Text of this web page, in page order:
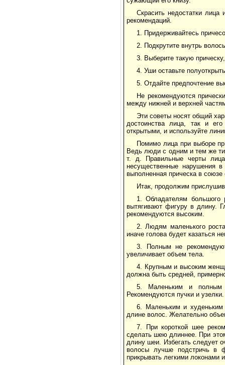
Скрасить недостатки
рекомендаций.
1. Придерживайтесь
2. Подкрутите внутрь
3. Выберите такую
4. Уши оставьте
5. Отдайте предпочтение
Не рекомендуются
между нижней и верхней
Эти советы носят общий
достоинства лица, так и
открытыми, и используйте
Помимо лица при выборе
Ведь люди с одним и тем же
т. д. Правильные черты
несущественные нарушения
выполненная прическа в
Итак, продолжим
1. Обладателям большого
вытягивают фигуру в длину.
рекомендуются высоким.
2. Людям маленького
иначе голова будет казаться
3. Полным не
увеличивает объем тела.
4. Крупным и высоким
должна быть средней,
5. Маленьким и полным
Рекомендуются пучки и
6. Маленьким и худеньким
длине волос. Желательно
7. При короткой шее
сделать шею длиннее. При
длину шеи. Избегать следует
волосы лучше подстричь в
прикрывать легкими